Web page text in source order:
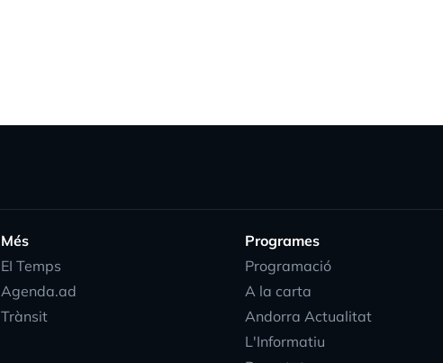
Més
EI Temps
Agenda.ad
Trànsit
Programes
Programació
A la carta
Andorra Actualitat
L'Informatiu